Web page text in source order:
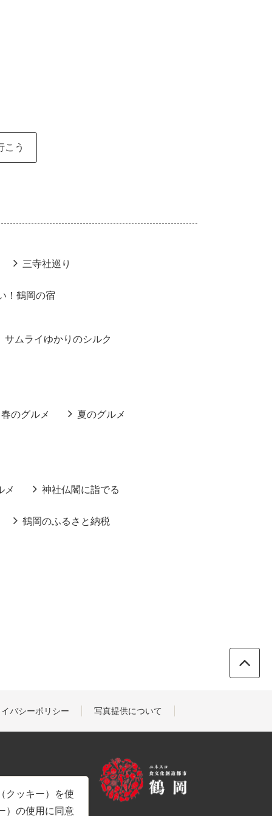
こう
三寺社巡り
！鶴岡の宿
サムライゆかりのシルク
春のグルメ 夏のグルメ
メ 神社仏閣に詣でる
鶴岡のふるさと納税
バシーポリシー 写真提供について
クッキー）を使
）の使用に同意